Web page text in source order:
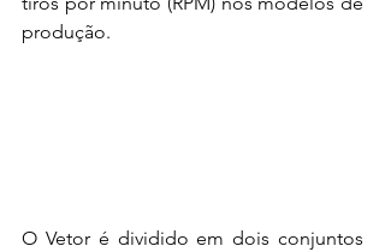
produção.
O Vetor é dividido em dois conjuntos